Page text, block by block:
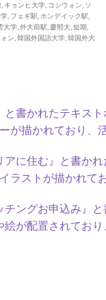
, キョンヒ大学, コシウォン, ソ
, フェギ駅,ホンデイック駅,
大学,外大前駅, 慶熙大,短期,
ン,韓国外国語大学,韓国外大